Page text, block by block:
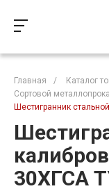
Главная / Каталог
Сортовой
Шестигранник
30ХГСА